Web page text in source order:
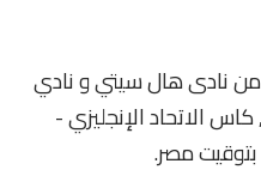
2026-01-11 كلا من نادى هال سيتي و نادي
كاس الاتحاد الإنجليزي -